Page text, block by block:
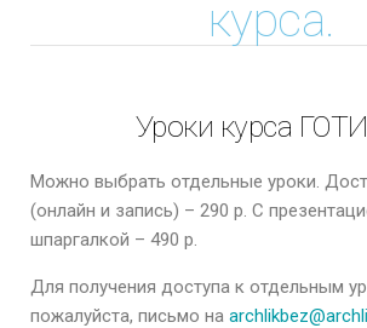
курса.
Уроки курса
Можно выбрать отдельные уроки.
(онлайн и запись) – 290 р. С
шпаргалкой – 490 р.
Для получения доступа к отдельным
пожалуйста, письмо на